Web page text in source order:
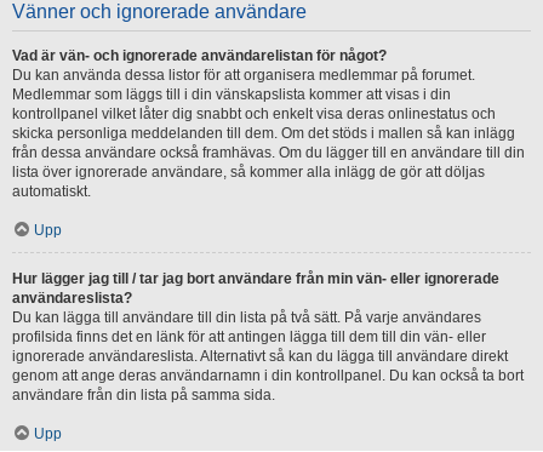
Vänner och ignorerade användare
Vad är vän- och ignorerade användarelistan för något?
Du kan använda dessa listor för att organisera medlemmar på forumet.
Medlemmar som läggs till i din vänskapslista kommer att visas i din
kontrollpanel vilket låter dig snabbt och enkelt visa deras onlinestatus och
skicka personliga meddelanden till dem. Om det stöds i mallen så kan inlägg
från dessa användare också framhävas. Om du lägger till en användare till din
lista över ignorerade användare, så kommer alla inlägg de gör att döljas
automatiskt.
Upp
Hur lägger jag till / tar jag bort användare från min vän- eller ignorerade
användareslista?
Du kan lägga till användare till din lista på två sätt. På varje användares
profilsida finns det en länk för att antingen lägga till dem till din vän- eller
ignorerade användareslista. Alternativt så kan du lägga till användare direkt
genom att ange deras användarnamn i din kontrollpanel. Du kan också ta bort
användare från din lista på samma sida.
Upp